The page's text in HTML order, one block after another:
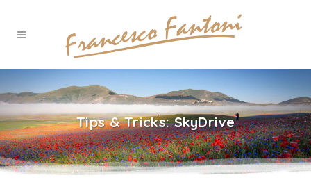
Tips & Tricks: SkyDrive